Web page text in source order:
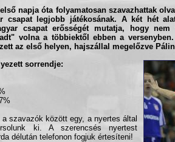
napja óta folyamatosan szavazhattak
csapat legjobb játékosának. A két hét
csapat erősségét mutatja, hogy
volna a többiektől ebben a
az első helyen, hajszállal megelőzve
sorrendje:
a szavazók között egy, a nyertes által
ki. A szerencsés nyertest
délután telefonon fogjuk értesíteni!